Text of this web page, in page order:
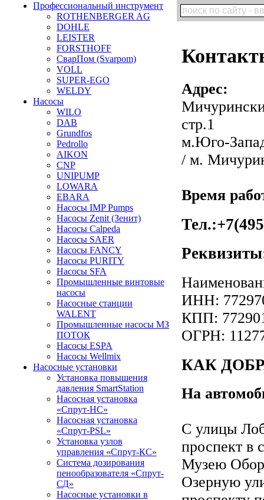
Профессиональный инструмент
ROTHENBERGER AG
DOHLE
LEISTER
FORSTHOFF
СварПом (Svarpom)
VOLL
SUPER-EGO
WELDY
Насосы
WILO
DAB
Grundfos
Pedrollo
AIKON
CNP
UNIPUMP
LOWARA
EBARA
Насосы IMP Pumps
Насосы Zenit (Зенит)
Насосы Calpeda
Насосы SAER
Насосы FANCY
Насосы PURITY
Насосы SFA
Промышленные винтовые
насосы
Насосные станции
WALENT
Промышленные насосы МЗ
ПОТОК
Насосы ESPA
Насосы Wellmix
Насосные установки
Установка повышения
давления SmartStation
Насосная установка
«Спрут-НС»
Насосная установка
«Спрут-PSL»
Установка узлов
управления «Спрут-КС»
Система дозирования
пенообразователя «Спрут-
СД»
Насосные установки в
Адрес:
стр.1
м.Юго-
/ м.
Время
Тел.:
ИНН:
КПП:
ОГРН:
КАК
На
С улицы
проспект в
Музею
Озерную